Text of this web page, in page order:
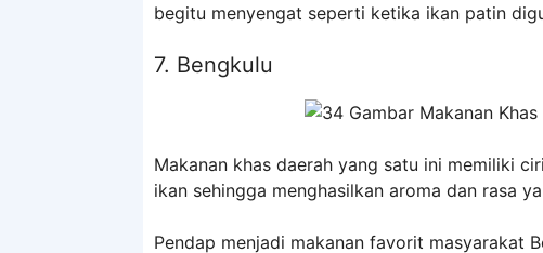
begitu menyengat seperti ketika ikan patin
7. Bengkulu
Makanan khas daerah yang satu ini memiliki
ikan sehingga menghasilkan aroma dan rasa
Pendap menjadi makanan favorit masyarakat